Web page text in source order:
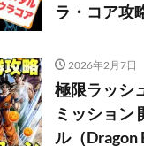
ラ・コア攻
2026年2月7日
極限ラッシ
ミッショ
ル（Dragon